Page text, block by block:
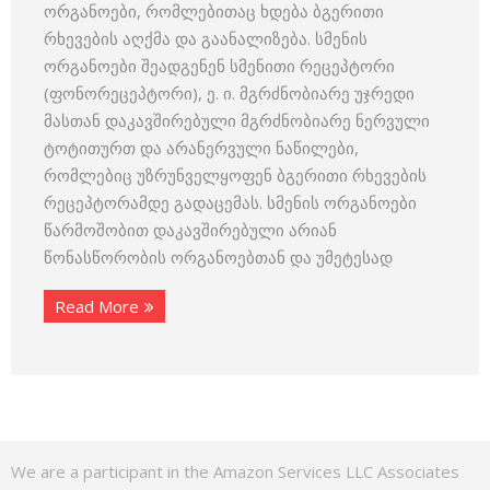
ორგანოები, რომლებითაც ხდება ბგერითი
რხევების აღქმა და გაანალიზება. სმენის
ორგანოები შეადგენენ სმენითი რეცეპტორი
(ფონორეცეპტორი), ე. ი. მგრძნობიარე უჯრედი
მასთან დაკავშირებული მგრძნობიარე ნერვული
ტოტითურთ და არანერვული ნაწილები,
რომლებიც უზრუნველყოფენ ბგერითი რხევების
რეცეპტორამდე გადაცემას. სმენის ორგანოები
წარმოშობით დაკავშირებული არიან
წონასწორობის ორგანოებთან და უმეტესად
Read More
We are a participant in the Amazon Services LLC Associates